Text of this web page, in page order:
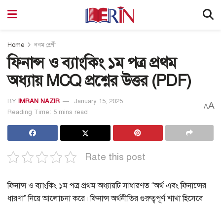
Home নবম শ্রেণী
ফিনান্স ও ব্যাংকিং ১ম পত্র প্রথম
অধ্যায় MCQ প্রশ্নের উত্তর (PDF)
BY IMRAN NAZIR
January 15, 2025
Reading Time: 5 mins read
AA
Rate this post
ফিনান্স ও ব্যাংকিং ১ম পত্র প্রথম অধ্যায়টিসাধারণত “অর্থ এবং ফিনান্সের
ধারণা”নিয়ে আলোচনা করে। ফিনান্স অর্থনীতির গুরুত্বপূর্ণ শাখা হিসেবে